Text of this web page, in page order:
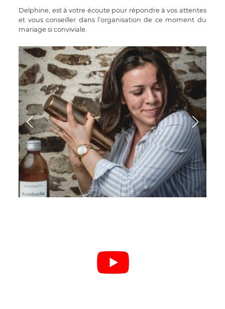
Delphine, est à votre écoute pour répondre à vos attentes
et vous conseiller dans l’organisation de ce moment du
mariage si conviviale.